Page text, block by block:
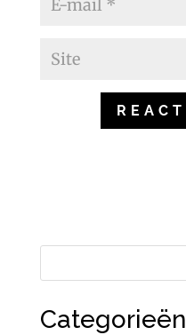
Categorieën